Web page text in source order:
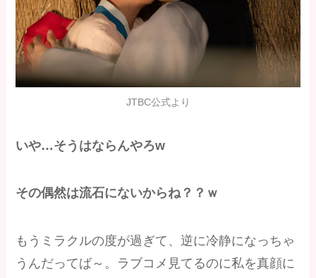
JTBC公式より
いや…そうはならんやろw
その偶然は流石にないからね？？ｗ
もうミラクルの度が過ぎて、逆に冷静になっちゃ
うんだってば～。ラブコメ見てるのに私を真顔に